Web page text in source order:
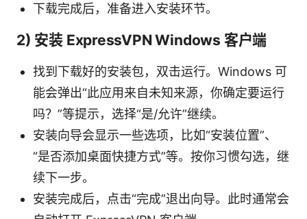
下载完成后，准备进入安装环节。
2) 安装 ExpressVPN Windows 客户端
找到下载好的安装包，双击运行。Windows 可
能会弹出“此应用来自未知来源，你确定要运行
吗？”等提示，选择“是/允许”继续。
安装向导会显示一些选项，比如“安装位置”、
“是否添加桌面快捷方式”等。按你习惯勾选，继
续下一步。
安装完成后，点击“完成”退出向导。此时通常会